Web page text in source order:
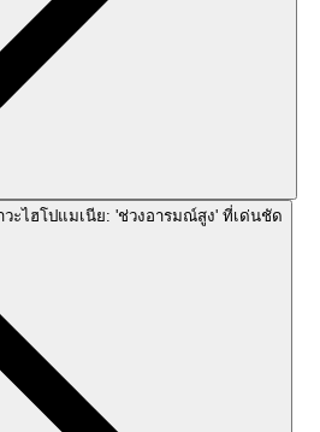
ะไฮโปแมเนีย: 'ช่วงอารมณ์สูง' ที่เด่นชัด